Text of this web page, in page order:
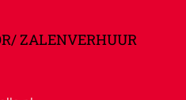
ZALENVERHUUR